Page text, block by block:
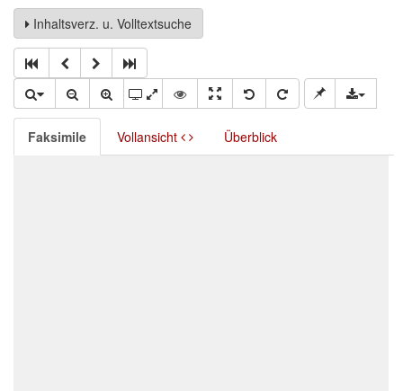
Inhaltsverz. u. Volltextsuche
Faksimile Vollansicht Überblick